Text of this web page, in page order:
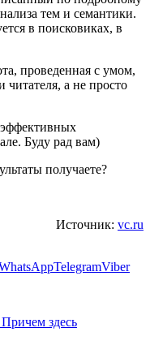
тем и семантики.
в поисковиках, в
проведенная с умом,
читателя, а не просто
эффективных
Буду рад вам)
получаете?
Источник: vc.ru
TelegramViber
здесь